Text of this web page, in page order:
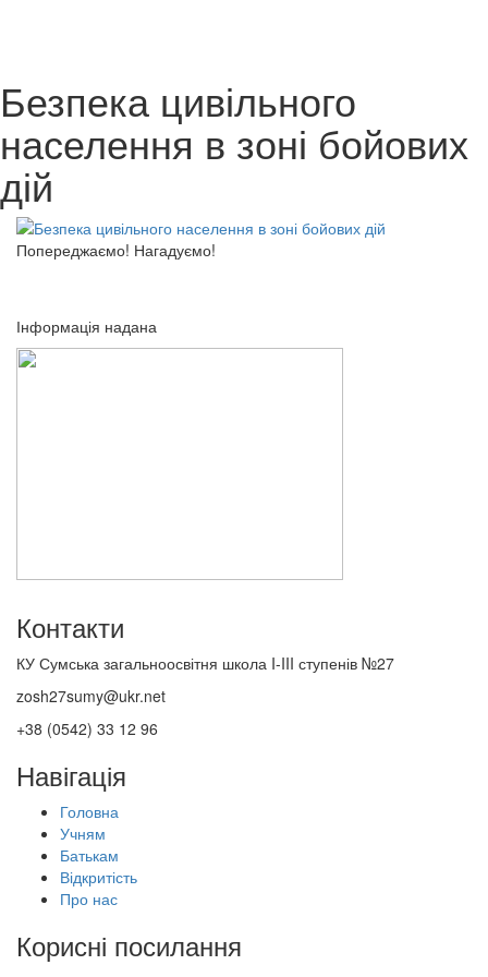
Безпека цивільного
населення в зоні бойових
дій
Попереджаємо! Нагадуємо!
Інформація надана
Контакти
КУ Сумська загальноосвітня школа I-III ступенів №27
zosh27sumy@ukr.net
+38 (0542) 33 12 96
Навігація
Головна
Учням
Батькам
Відкритість
Про нас
Корисні посилання